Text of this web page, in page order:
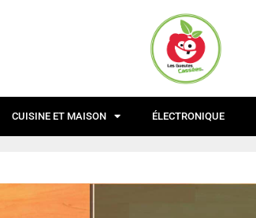
CUISINE ET MAISON ÉLECTRONIQUE